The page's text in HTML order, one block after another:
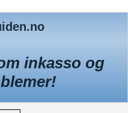
inkasso og